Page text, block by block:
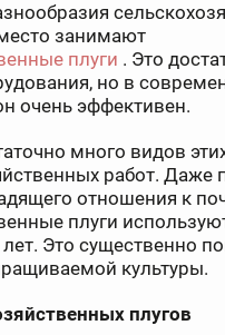
занимают
плуги . Это
но в
очень эффективен.
много видов
работ. Даже
отношения к
плуги
лет. Это существенно
культуры.
плугов